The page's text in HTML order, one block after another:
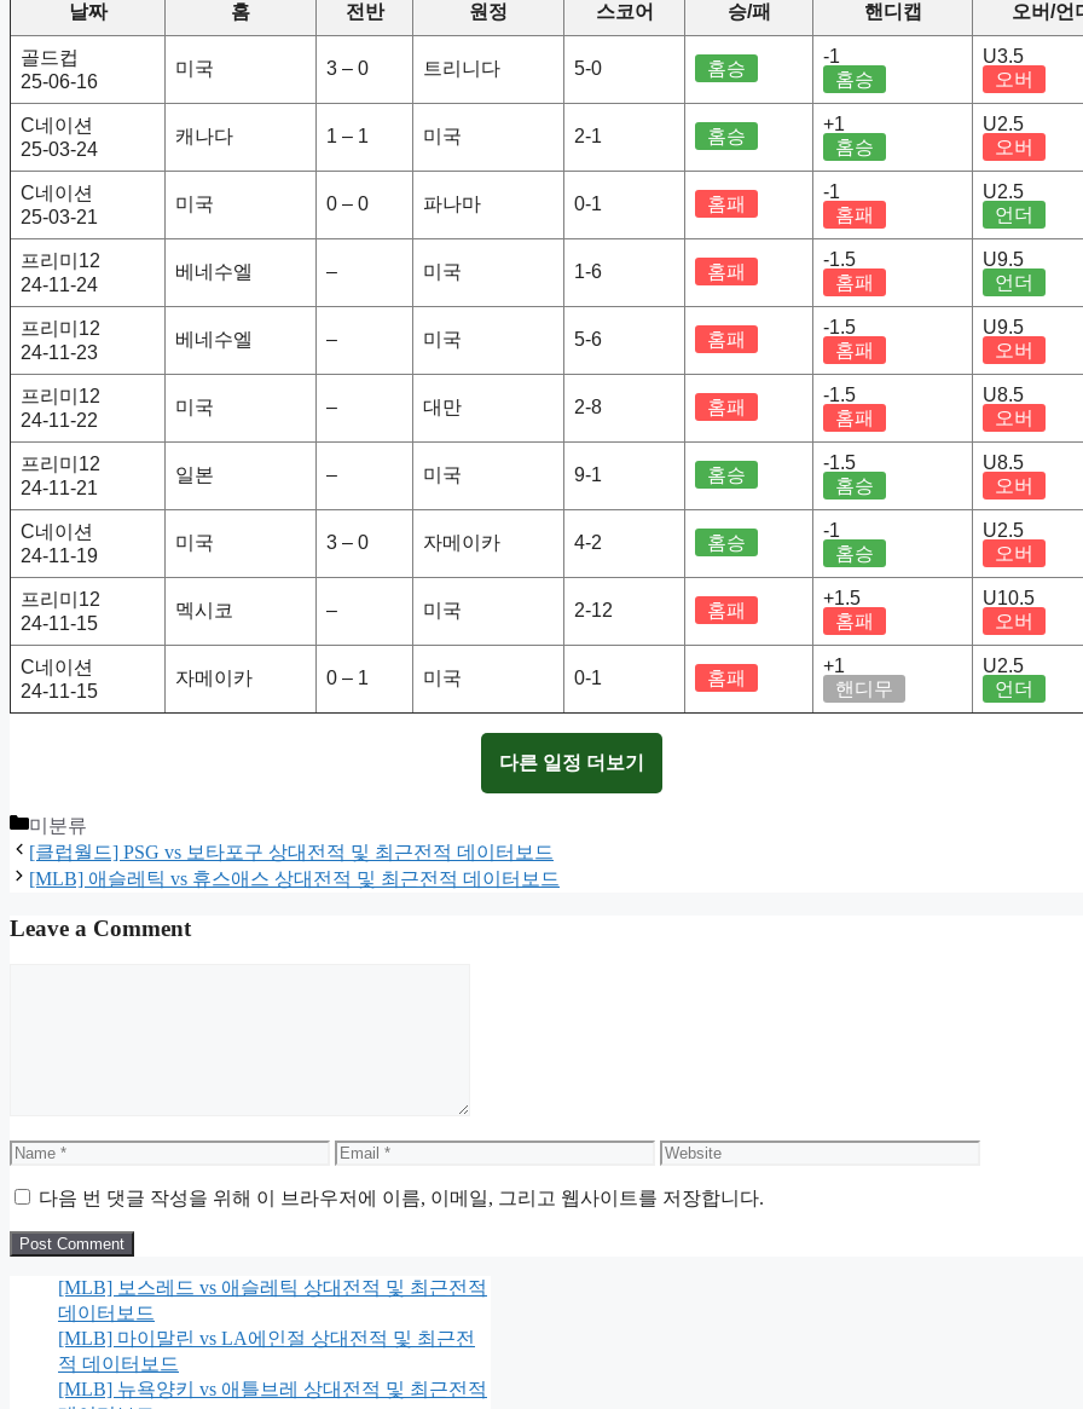
날짜 홈 전반 원정 스코어 승/패 핸디캡 오버/언
골드컵
25-06-16
미국 3 – 0 트리니다 5-0 홈승
-1
홈승
U3.5
오버
C네이션
25-03-24
캐나다 1 – 1 미국 2-1 홈승
+1
홈승
U2.5
오버
C네이션
25-03-21
미국 0 – 0 파나마 0-1 홈패
-1
홈패
U2.5
언더
프리미12
24-11-24
베네수엘 – 미국 1-6 홈패
-1.5
홈패
U9.5
언더
프리미12
24-11-23
베네수엘 – 미국 5-6 홈패
-1.5
홈패
U9.5
오버
프리미12
24-11-22
미국 – 대만 2-8 홈패
-1.5
홈패
U8.5
오버
프리미12
24-11-21
일본 – 미국 9-1 홈승
-1.5
홈승
U8.5
오버
C네이션
24-11-19
미국 3 – 0 자메이카 4-2 홈승
-1
홈승
U2.5
오버
프리미12
24-11-15
멕시코 – 미국 2-12 홈패
+1.5
홈패
U10.5
오버
C네이션
24-11-15
자메이카 0 – 1 미국 0-1 홈패
+1
핸디무
U2.5
언더
다른 일정 더보기
Categories
미분류
[클럽월드] PSG vs 보타포구 상대전적 및 최근전적 데이터보드
[MLB] 애슬레틱 vs 휴스애스 상대전적 및 최근전적 데이터보드
Leave a Comment
Name Email Website
다음 번 댓글 작성을 위해 이 브라우저에 이름, 이메일, 그리고 웹사이트를 저장합니다.
[MLB] 보스레드 vs 애슬레틱 상대전적 및 최근전적
데이터보드
[MLB] 마이말린 vs LA에인절 상대전적 및 최근전
적 데이터보드
[MLB] 뉴욕양키 vs 애틀브레 상대전적 및 최근전적